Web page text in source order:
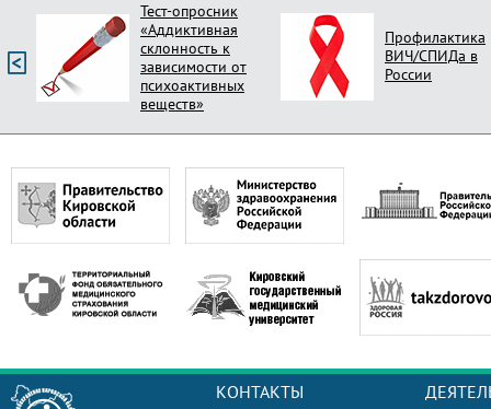
Тест-опросник
«Аддиктивная
склонность к
зависимости от
психоактивных
веществ»
Профилактика
ВИЧ/СПИДа в
России
КОНТАКТЫ